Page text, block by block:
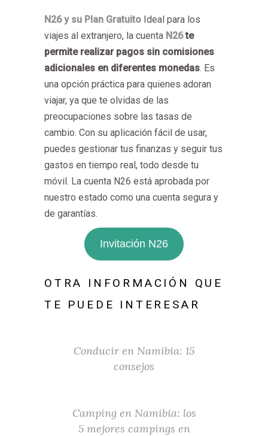
N26 y su Plan Gratuito Ideal para los
viajes al extranjero, la cuenta N26te
permite realizar pagos sin comisiones
adicionales en diferentes monedas. Es
una opción práctica para quienes adoran
viajar, ya que te olvidas de las
preocupaciones sobre las tasas de
cambio. Con su aplicación fácil de usar,
puedes gestionar tus finanzas y seguir tus
gastos en tiempo real, todo desde tu
móvil. La cuenta N26 está aprobada por
nuestro estado como una cuenta segura y
de garantías.
Invitación N26
OTRA INFORMACIÓN QUE
TE PUEDE INTERESAR
Conducir en Namibia: 15
consejos
Camping en Namibia: los
5 mejores campings en